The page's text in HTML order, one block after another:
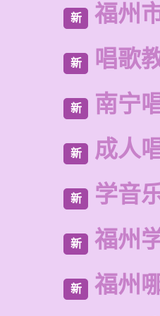
新 福州
新 唱歌
新 南宁
新 成人
新 学音
新 福州
新 福州